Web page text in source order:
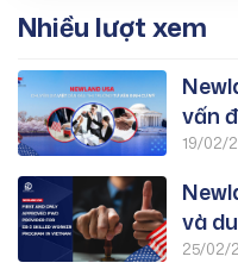
Nhiều lượt xem
vấn
19/02/
và
25/02/